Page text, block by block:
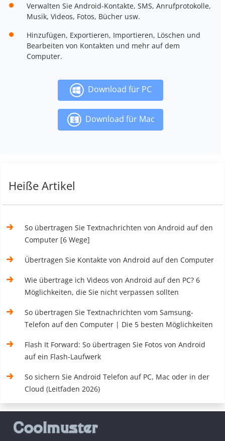
Verwalten Sie Android-Kontakte, SMS, Anrufprotokolle,
Musik, Videos, Fotos, Bücher usw.
Hinzufügen, Exportieren, Importieren, Löschen und
Bearbeiten von Kontakten und mehr auf dem
Computer.
Download für PC
Download für Mac
Heiße Artikel
So übertragen Sie Textnachrichten von Android auf den
Computer [6 Wege]
Übertragen Sie Kontakte von Android auf den Computer
Wie übertrage ich Videos von Android auf den PC? 6
Möglichkeiten, die Sie nicht verpassen sollten
So übertragen Sie Textnachrichten vom Samsung-
Telefon auf den Computer | Die 5 besten Möglichkeiten
Flash It Forward: So übertragen Sie Fotos von Android
auf ein Flash-Laufwerk
So sichern Sie Android Telefon auf PC, Mac oder in der
Cloud (Leitfaden 2026)